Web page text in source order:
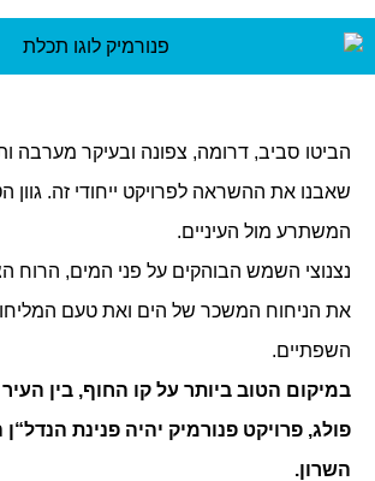
הביטו סביב, דרומה, צפונה ובעיקר מערבה
שאבנו את ההשראה לפרויקט ייחודי זה. גוון
המשתרע מול העיניים.
נצנוצי השמש הבוהקים על פני המים, הרוח
את הניחוח המשכר של הים ואת טעם
השפתיים.
במיקום הטוב ביותר על קו החוף, בין
פולג, פרויקט פנורמיק יהיה פנינת
השרון.